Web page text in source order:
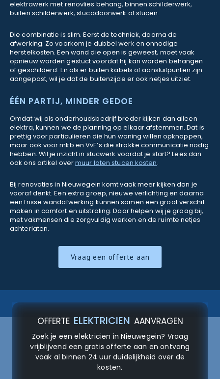
elektrawerk met renovlies behang, binnen schilderwerk,
buiten schilderwerk, stucadoorwerk of stucen.
Die combinatie is slim. Eerst de techniek, daarna de
afwerking. Zo voorkom je dubbel werk en onnodige
herstelkosten. Een wand die open is geweest, moet vaak
opnieuw worden gestuct voordat hij kan worden behangen
of geschilderd. En als er buiten kabels of aansluitpunten zijn
aangepast, wil je dat de buitenzijde er ook netjes uitziet.
ÉÉN PARTIJ, MINDER GEDOE
Omdat wij als onderhoudsbedrijf breder kijken dan alleen
elektra, kunnen we de planning op elkaar afstemmen. Dat is
prettig voor particulieren die hun woning willen opknappen,
maar ook voor mkb en VvE’s die strakke communicatie nodig
hebben. Wil je inzicht in stucwerk voordat je start? Lees dan
ook ons artikel overmuur laten stucen kosten.
Bij renovaties in Nieuwegein komt vaak meer kijken dan je
vooraf denkt. Een extra groep, nieuwe verlichting en daarna
een frisse wandafwerking kunnen samen een groot verschil
maken in comfort en uitstraling. Daar helpen wij je graag bij,
met vakmensen die zorgvuldig werken en de ruimte netjes
achterlaten.
Vraag een offerte aan
OFFERTE ELEKTRICIEN AANVRAGEN
Zoek je een elektricien in Nieuwegein? Vraag
vrijblijvend een gratis offerte aan en ontvang
vaak al binnen 24 uur duidelijkheid over de
kosten.